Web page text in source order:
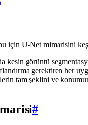
için U-Net mimarisini
kesin görüntü
gerektiren her
tam şeklini ve
#